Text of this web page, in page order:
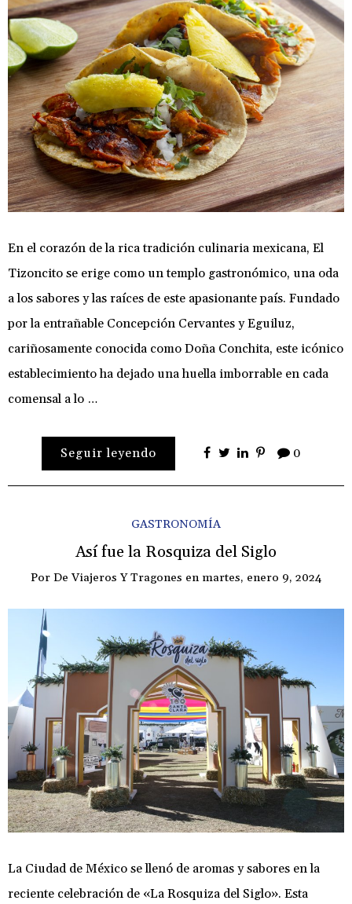
En el corazón de la rica tradición culinaria mexicana, El
Tizoncito se erige como un templo gastronómico, una oda
a los sabores y las raíces de este apasionante país. Fundado
por la entrañable Concepción Cervantes y Eguiluz,
cariñosamente conocida como Doña Conchita, este icónico
establecimiento ha dejado una huella imborrable en cada
comensal a lo …
Seguir leyendo 0
GASTRONOMÍA
Así fue la Rosquiza del Siglo
Por De Viajeros Y Tragones enmartes, enero 9, 2024
La Ciudad de México se llenó de aromas y sabores en la
reciente celebración de «La Rosquiza del Siglo». Esta